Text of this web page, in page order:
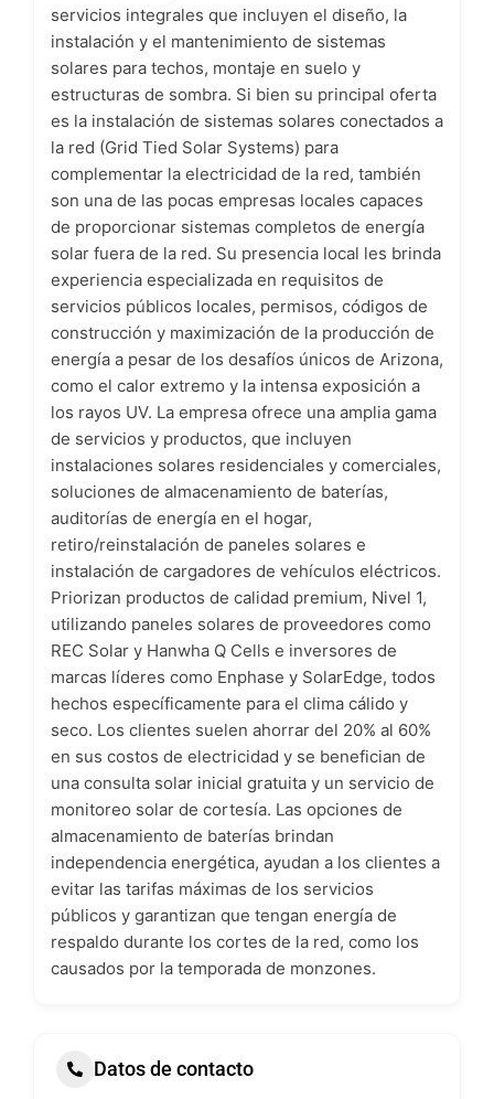
servicios integrales que incluyen el diseño, la
instalación y el mantenimiento de sistemas
solares para techos, montaje en suelo y
estructuras de sombra. Si bien su principal oferta
es la instalación de sistemas solares conectados a
la red (Grid Tied Solar Systems) para
complementar la electricidad de la red, también
son una de las pocas empresas locales capaces
de proporcionar sistemas completos de energía
solar fuera de la red. Su presencia local les brinda
experiencia especializada en requisitos de
servicios públicos locales, permisos, códigos de
construcción y maximización de la producción de
energía a pesar de los desafíos únicos de Arizona,
como el calor extremo y la intensa exposición a
los rayos UV. La empresa ofrece una amplia gama
de servicios y productos, que incluyen
instalaciones solares residenciales y comerciales,
soluciones de almacenamiento de baterías,
auditorías de energía en el hogar,
retiro/reinstalación de paneles solares e
instalación de cargadores de vehículos eléctricos.
Priorizan productos de calidad premium, Nivel 1,
utilizando paneles solares de proveedores como
REC Solar y Hanwha Q Cells e inversores de
marcas líderes como Enphase y SolarEdge, todos
hechos específicamente para el clima cálido y
seco. Los clientes suelen ahorrar del 20% al 60%
en sus costos de electricidad y se benefician de
una consulta solar inicial gratuita y un servicio de
monitoreo solar de cortesía. Las opciones de
almacenamiento de baterías brindan
independencia energética, ayudan a los clientes a
evitar las tarifas máximas de los servicios
públicos y garantizan que tengan energía de
respaldo durante los cortes de la red, como los
causados por la temporada de monzones.
Datos de contacto